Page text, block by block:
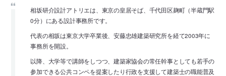
相坂研介設計アトリエは、東京の皇居そば、千代田区麹町（半蔵門駅
0分）にある設計事務所です。
代表の相坂は東京大学卒業後、安藤忠雄建築研究所を経て2003年に
事務所を開設。
以降、大学等で講師をしつつ、建築家協会の常任幹事としても若手の
参加できる公共コンペを提案したり行政を支援して建築士の職能普及